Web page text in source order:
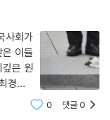
사회가
이들
은 원
영T
아무것
0 댓글0